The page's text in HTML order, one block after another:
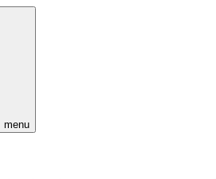
menu